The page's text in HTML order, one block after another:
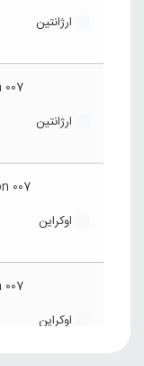
ارژانتین
ارژانتین
007 First Light Deluxe Edition
اوکراین
007 First Light Standard Edition
اوکراین
007 First Light Deluxe Edition